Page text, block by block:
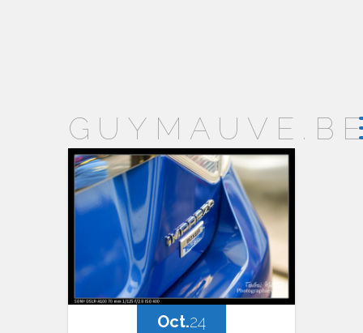
Oct.24